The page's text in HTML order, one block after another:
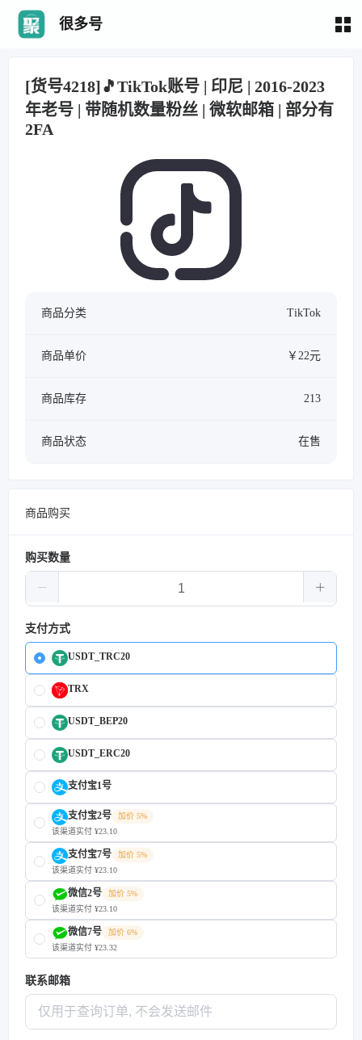
很多号
[货号4218]🎵TikTok账号 | 印尼 | 2016-2023
年老号 | 带随机数量粉丝 | 微软邮箱 | 部分有
2FA
商品分类 TikTok
商品单价 ￥22元
商品库存 213
商品状态 在售
商品购买
购买数量
支付方式
USDT_TRC20
TRX
USDT_BEP20
USDT_ERC20
支付宝1号
支付宝2号
加价 5%
该渠道实付 ¥23.10
支付宝7号
加价 5%
该渠道实付 ¥23.10
微信2号
加价 5%
该渠道实付 ¥23.10
微信7号
加价 6%
该渠道实付 ¥23.32
联系邮箱